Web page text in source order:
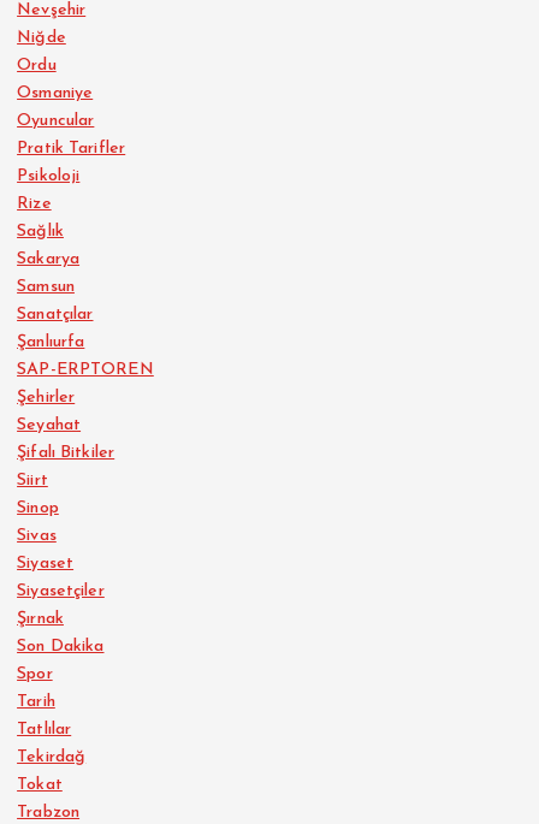
Nevşehir
Niğde
Ordu
Osmaniye
Oyuncular
Pratik Tarifler
Psikoloji
Rize
Sağlık
Sakarya
Samsun
Sanatçılar
Şanlıurfa
SAP-ERPTOREN
Şehirler
Seyahat
Şifalı Bitkiler
Siirt
Sinop
Sivas
Siyaset
Siyasetçiler
Şırnak
Son Dakika
Spor
Tarih
Tatlılar
Tekirdağ
Tokat
Trabzon